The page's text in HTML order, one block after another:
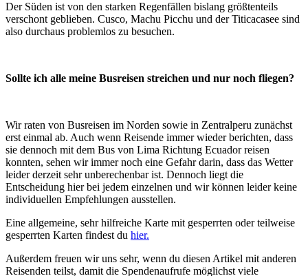
Der Süden ist von den starken Regenfällen bislang größtenteils
verschont geblieben. Cusco, Machu Picchu und der Titicacasee sind
also durchaus problemlos zu besuchen.
Sollte ich alle meine Busreisen streichen und nur noch fliegen?
Wir raten von Busreisen im Norden sowie in Zentralperu zunächst
erst einmal ab. Auch wenn Reisende immer wieder berichten, dass
sie dennoch mit dem Bus von Lima Richtung Ecuador reisen
konnten, sehen wir immer noch eine Gefahr darin, dass das Wetter
leider derzeit sehr unberechenbar ist. Dennoch liegt die
Entscheidung hier bei jedem einzelnen und wir können leider keine
individuellen Empfehlungen ausstellen.
Eine allgemeine, sehr hilfreiche Karte mit gesperrten oder teilweise
gesperrten Karten findest du hier.
Außerdem freuen wir uns sehr, wenn du diesen Artikel mit anderen
Reisenden teilst, damit die Spendenaufrufe möglichst viele